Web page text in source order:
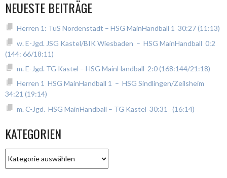
NEUESTE BEITRÄGE
Herren 1: TuS Nordenstadt – HSG MainHandball 1 30:27 (11:13)
w. E-Jgd. JSG Kastel/BIK Wiesbaden – HSG MainHandball 0:2
(144: 66/18:11)
m. E-Jgd. TG Kastel – HSG MainHandball 2:0 (168:144/21:18)
Herren 1 HSG MainHandball 1 – HSG Sindlingen/Zeilsheim
34:21 (19:14)
m. C-Jgd. HSG MainHandball – TG Kastel 30:31 (16:14)
KATEGORIEN